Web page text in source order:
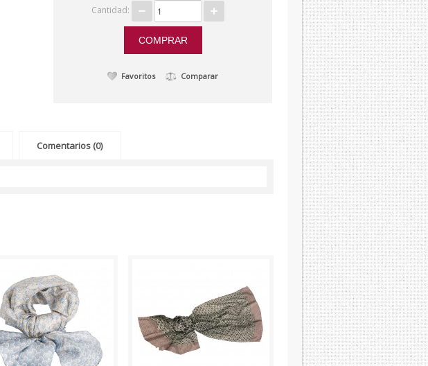
Cantidad:
Favoritos Comparar
Comentarios (0)
.. ..